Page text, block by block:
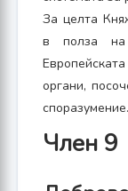
За целта
в полза на
органи,
споразумение.
Член 9